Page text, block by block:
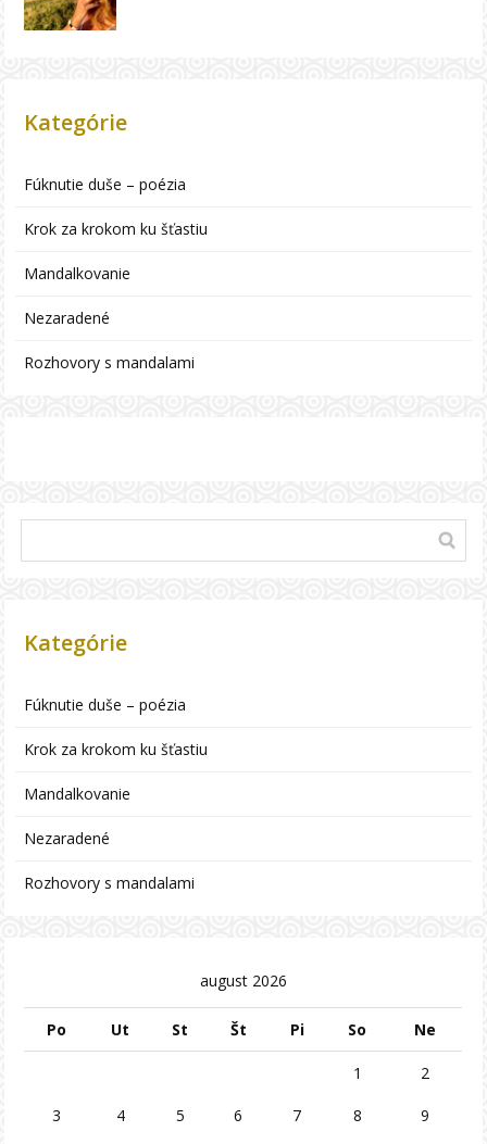
Kategórie
Fúknutie duše – poézia
Krok za krokom ku šťastiu
Mandalkovanie
Nezaradené
Rozhovory s mandalami
Kategórie
Fúknutie duše – poézia
Krok za krokom ku šťastiu
Mandalkovanie
Nezaradené
Rozhovory s mandalami
august 2026
Po Ut St Št Pi So Ne
1 2
3 4 5 6 7 8 9